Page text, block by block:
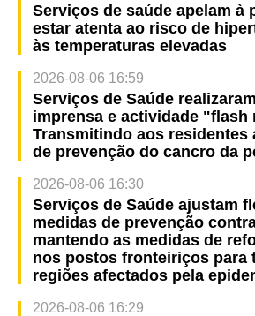
Serviços de saúde apelam à
estar atenta ao risco de
às temperaturas elevadas
2026-08-06 16:59
Serviços de Saúde
imprensa e actividade "flash
Transmitindo aos residentes
de prevenção do cancro da
2026-08-06 16:30
Serviços de Saúde ajustam
medidas de prevenção
mantendo as medidas de
nos postos fronteiriços para
regiões afectados pela
2026-08-06 16:29